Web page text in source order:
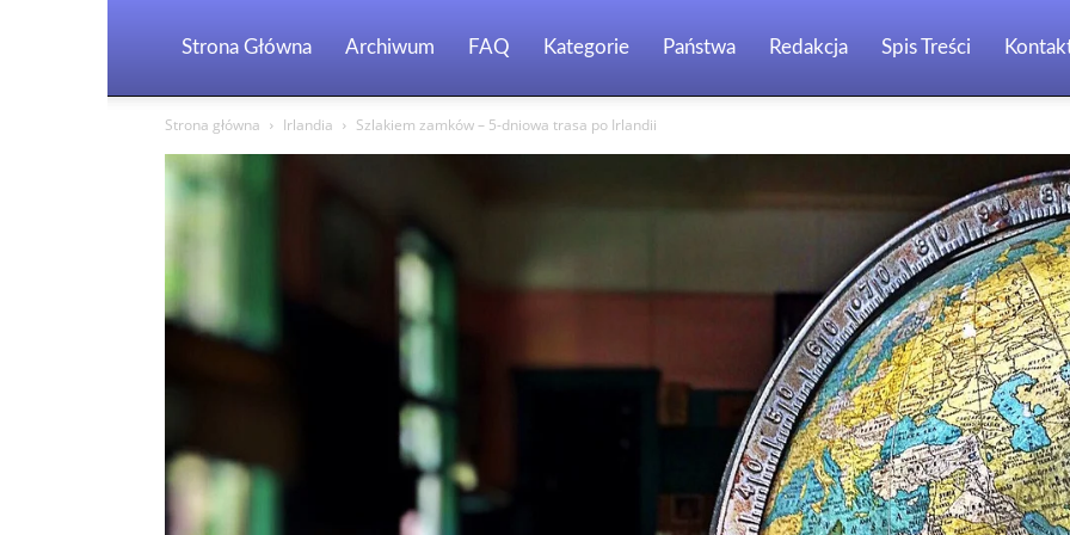
Strona Główna Archiwum FAQ Kategorie Państwa Redakcja Spis Treści
Strona główna Irlandia Szlakiem zamków – 5-dniowa trasa po Irlandii